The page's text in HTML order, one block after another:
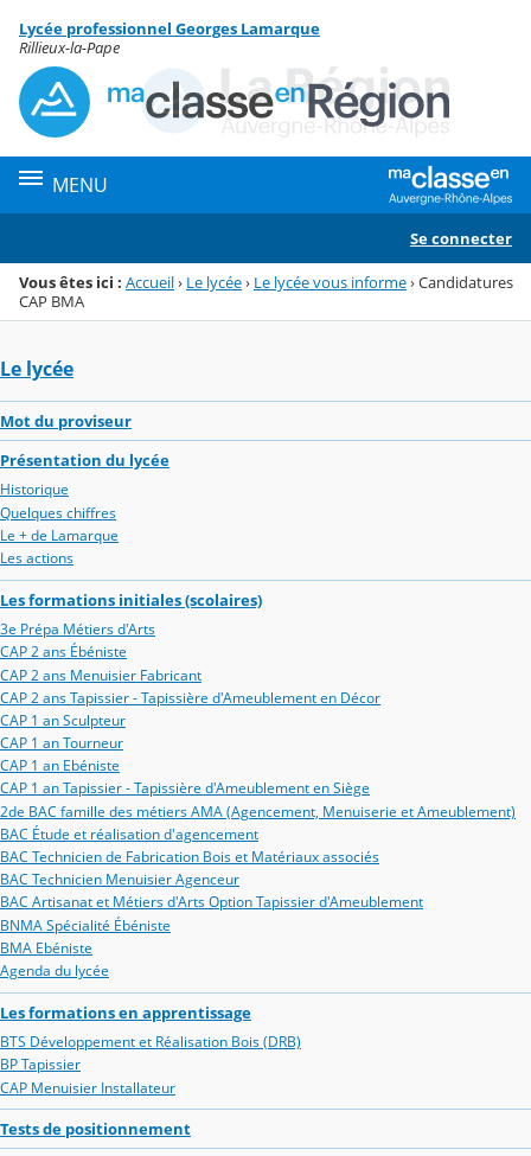
Menu de la rubrique
Contenu
Lycée professionnel Georges Lamarque
Rillieux-la-Pape
MENU
Se connecter
Vous êtes ici : Accueil› Le lycée› Le lycée vous informe›Candidatures
CAP BMA
Le lycée
Mot du proviseur
Présentation du lycée
Historique
Quelques chiffres
Le + de Lamarque
Les actions
Les formations initiales (scolaires)
3e Prépa Métiers d'Arts
CAP 2 ans Ébéniste
CAP 2 ans Menuisier Fabricant
CAP 2 ans Tapissier - Tapissière d'Ameublement en Décor
CAP 1 an Sculpteur
CAP 1 an Tourneur
CAP 1 an Ebéniste
CAP 1 an Tapissier - Tapissière d'Ameublement en Siège
2de BAC famille des métiers AMA (Agencement, Menuiserie et Ameublement)
BAC Étude et réalisation d'agencement
BAC Technicien de Fabrication Bois et Matériaux associés
BAC Technicien Menuisier Agenceur
BAC Artisanat et Métiers d'Arts Option Tapissier d'Ameublement
BNMA Spécialité Ébéniste
BMA Ebéniste
Agenda du lycée
Les formations en apprentissage
BTS Développement et Réalisation Bois (DRB)
BP Tapissier
CAP Menuisier Installateur
Tests de positionnement